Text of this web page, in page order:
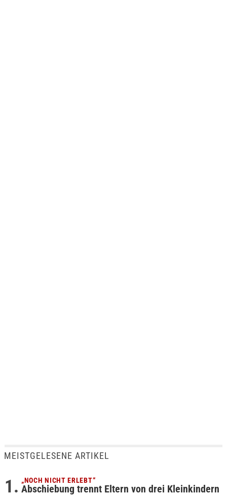
MEISTGELESENE ARTIKEL
„NOCH NICHT ERLEBT“
Abschiebung trennt Eltern von drei Kleinkindern